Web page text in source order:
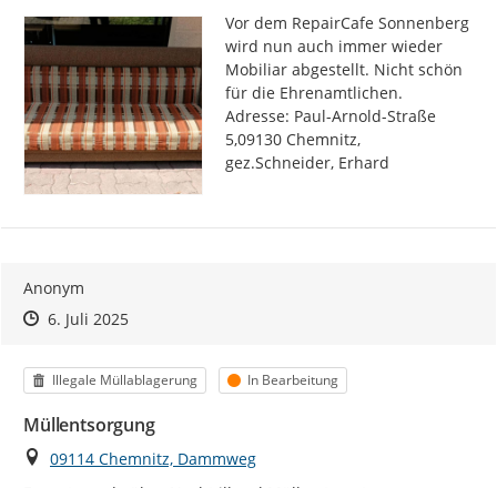
Vor dem RepairCafe Sonnenberg
wird nun auch immer wieder
Mobiliar abgestellt. Nicht schön
für die Ehrenamtlichen.
Adresse: Paul-Arnold-Straße
5,09130 Chemnitz,
gez.Schneider, Erhard
Anonym
Zeitpunkt des Erstellens
Zeitpunkt des Erstellens
6. Juli 2025Zur Äußerung
Kategorie
Illegale Müllablagerung Status
In Bearbeitung
Müllentsorgung
Ort
09114 Chemnitz, Dammweg